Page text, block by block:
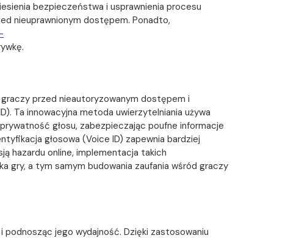
bezpieczeństwa i usprawnienia procesu
nieuprawnionym dostępem. Ponadto,
przed nieautoryzowanym dostępem i
Ta innowacyjna metoda uwierzytelniania używa
głosu, zabezpieczając poufne informacje
głosowa (Voice ID) zapewnia bardziej
hazardu online, implementacja takich
gry, a tym samym budowania zaufania wśród graczy
jego wydajność. Dzięki zastosowaniu